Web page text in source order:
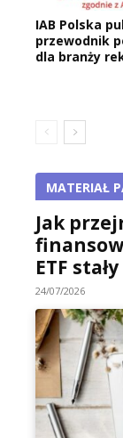
IAB Polska
przewodnik
dla branży
MATERIAŁ
Jak
ETF
24/07/2026